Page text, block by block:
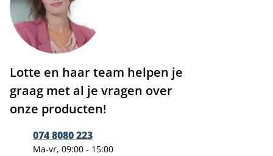
Lotte en haar team helpen je
graag met al je vragen over
onze producten!
074 8080 223
Ma-vr, 09:00 - 15:00